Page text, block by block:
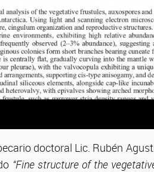
doctoral Lic. Rubén
“Fine structure of the